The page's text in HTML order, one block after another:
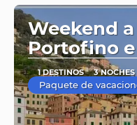
Weekend
Portofino e
1 DESTINOS 3 NOCHES
Paquete de